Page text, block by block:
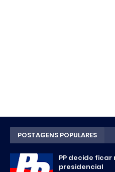
POSTAGENS POPULARES
PP decide
presidencial